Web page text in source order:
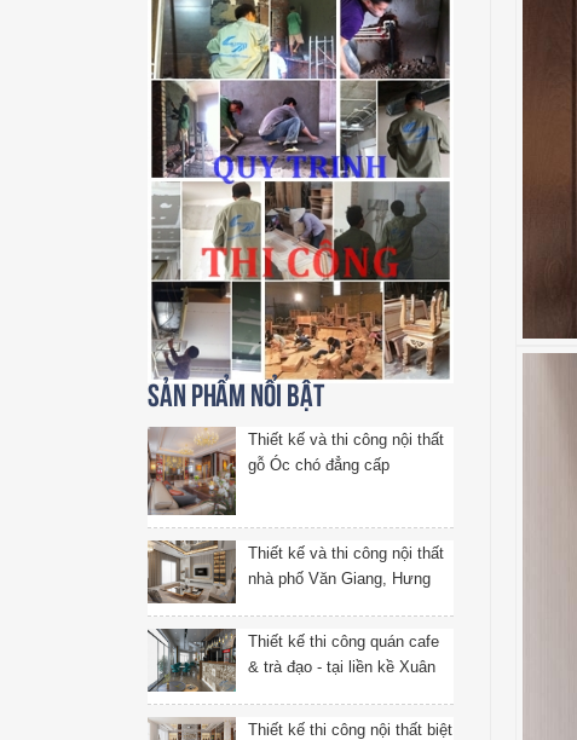
Sản phẩm nổi bật
Thiết kế và thi công nội thất
gỗ Óc chó đẳng cấp
Thiết kế và thi công nội thất
nhà phố Văn Giang, Hưng
Thiết kế thi công quán cafe
& trà đạo - tại liền kề Xuân
Thiết kế thi công nội thất biệt